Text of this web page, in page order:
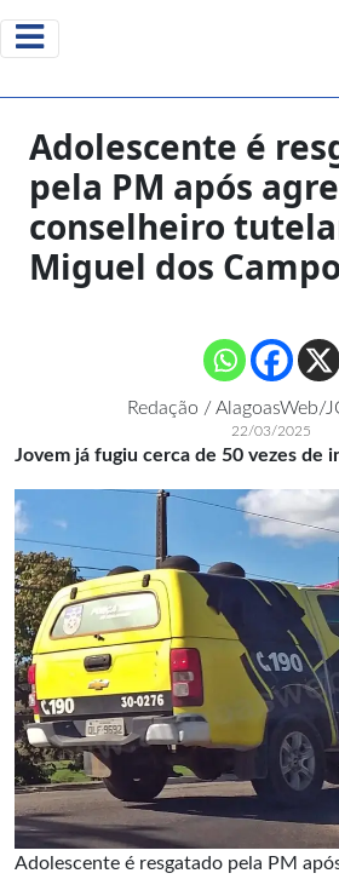
Adolescente é
pela PM após
conselheiro
Miguel dos
Redação / AlagoasWeb/
22/03/2025
Jovem já fugiu cerca de 50 vezes de
Adolescente é resgatado pela PM